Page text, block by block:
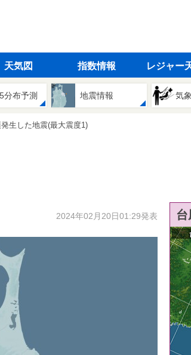
天気図 指数情報 レジャー
分布予測 地震情報 気
生した地震(最大震度1)
2024年02月20日01:29発表